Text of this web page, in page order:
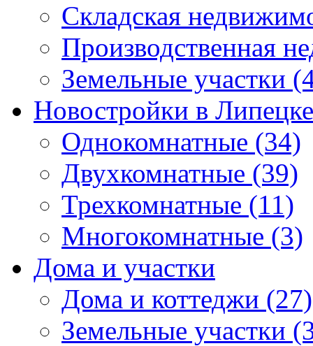
Складская
Производственная
Земельные участки
Новостройки в Липецке
Однокомнатные (34)
Двухкомнатные (39)
Трехкомнатные (11)
Многокомнатные (3)
Дома и участки
Дома и коттеджи (27)
Земельные участки